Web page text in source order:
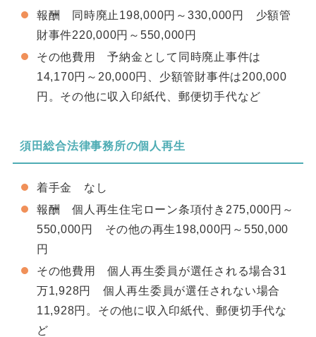
報酬 同時廃止198,000円～330,000円 少額管
財事件220,000円～550,000円
その他費用 予納金として同時廃止事件は
14,170円～20,000円、少額管財事件は200,000
円。その他に収入印紙代、郵便切手代など
須田総合法律事務所の個人再生
着手金 なし
報酬 個人再生住宅ローン条項付き275,000円～
550,000円 その他の再生198,000円～550,000
円
その他費用 個人再生委員が選任される場合31
万1,928円 個人再生委員が選任されない場合
11,928円。その他に収入印紙代、郵便切手代な
ど